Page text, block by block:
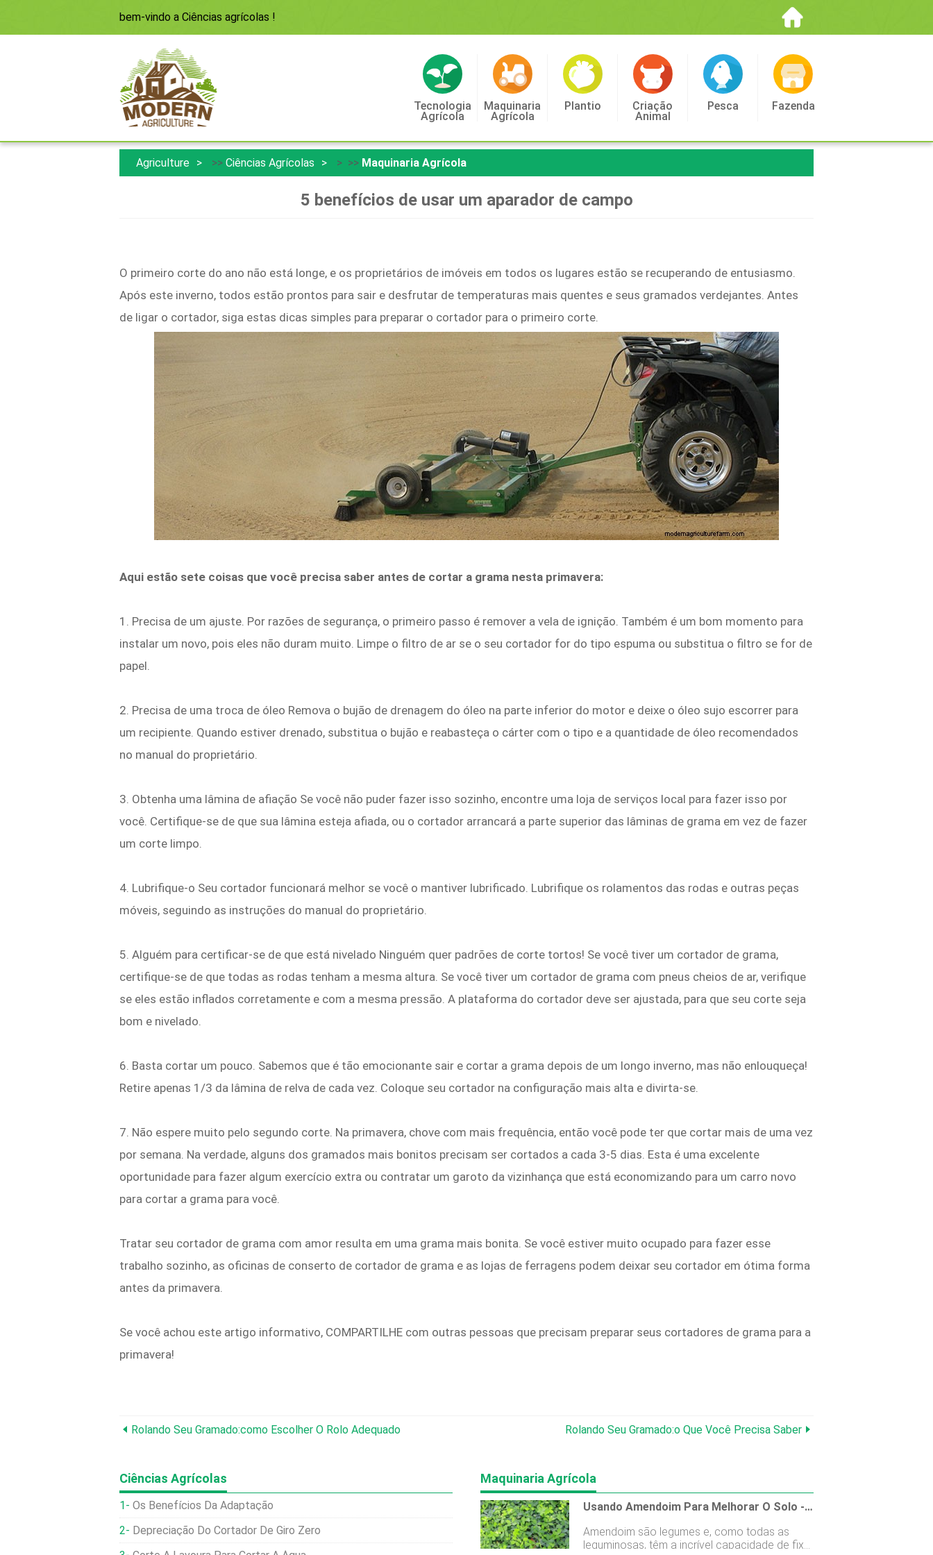
bem-vindo a Ciências agrícolas !
Tecnologia
Agrícola
Maquinaria
Agrícola
Plantio Criação
Animal
Pesca Fazenda
Agriculture >> Ciências Agrícolas > >> Maquinaria Agrícola
5 benefícios de usar um aparador de campo
O primeiro corte do ano não está longe, e os proprietários de imóveis em todos os lugares estão se recuperando de entusiasmo.
Após este inverno, todos estão prontos para sair e desfrutar de temperaturas mais quentes e seus gramados verdejantes. Antes
de ligar o cortador, siga estas dicas simples para preparar o cortador para o primeiro corte.
Aqui estão sete coisas que você precisa saber antes de cortar a grama nesta primavera:
1. Precisa de um ajuste. Por razões de segurança, o primeiro passo é remover a vela de ignição. Também é um bom momento para
instalar um novo, pois eles não duram muito. Limpe o filtro de ar se o seu cortador for do tipo espuma ou substitua o filtro se for de
papel.
2. Precisa de uma troca de óleo Remova o bujão de drenagem do óleo na parte inferior do motor e deixe o óleo sujo escorrer para
um recipiente. Quando estiver drenado, substitua o bujão e reabasteça o cárter com o tipo e a quantidade de óleo recomendados
no manual do proprietário.
3. Obtenha uma lâmina de afiação Se você não puder fazer isso sozinho, encontre uma loja de serviços local para fazer isso por
você. Certifique-se de que sua lâmina esteja afiada, ou o cortador arrancará a parte superior das lâminas de grama em vez de fazer
um corte limpo.
4. Lubrifique-o Seu cortador funcionará melhor se você o mantiver lubrificado. Lubrifique os rolamentos das rodas e outras peças
móveis, seguindo as instruções do manual do proprietário.
5. Alguém para certificar-se de que está nivelado Ninguém quer padrões de corte tortos! Se você tiver um cortador de grama,
certifique-se de que todas as rodas tenham a mesma altura. Se você tiver um cortador de grama com pneus cheios de ar, verifique
se eles estão inflados corretamente e com a mesma pressão. A plataforma do cortador deve ser ajustada, para que seu corte seja
bom e nivelado.
6. Basta cortar um pouco. Sabemos que é tão emocionante sair e cortar a grama depois de um longo inverno, mas não enlouqueça!
Retire apenas 1/3 da lâmina de relva de cada vez. Coloque seu cortador na configuração mais alta e divirta-se.
7. Não espere muito pelo segundo corte. Na primavera, chove com mais frequência, então você pode ter que cortar mais de uma vez
por semana. Na verdade, alguns dos gramados mais bonitos precisam ser cortados a cada 3-5 dias. Esta é uma excelente
oportunidade para fazer algum exercício extra ou contratar um garoto da vizinhança que está economizando para um carro novo
para cortar a grama para você.
Tratar seu cortador de grama com amor resulta em uma grama mais bonita. Se você estiver muito ocupado para fazer esse
trabalho sozinho, as oficinas de conserto de cortador de grama e as lojas de ferragens podem deixar seu cortador em ótima forma
antes da primavera.
Se você achou este artigo informativo, COMPARTILHE com outras pessoas que precisam preparar seus cortadores de grama para a
primavera!
Rolando Seu Gramado:como Escolher O Rolo Adequado Rolando Seu Gramado:o Que Você Precisa Saber
Ciências Agrícolas
Os Benefícios Da Adaptação
Depreciação Do Cortador De Giro Zero
Maquinaria Agrícola
Usando Amendoim Para Melhorar O Solo - Quais São Os Benefícios Do Amendoim No Solo
Amendoim são legumes e, como todas as
leguminosas, têm a incrível capacidade de fixar